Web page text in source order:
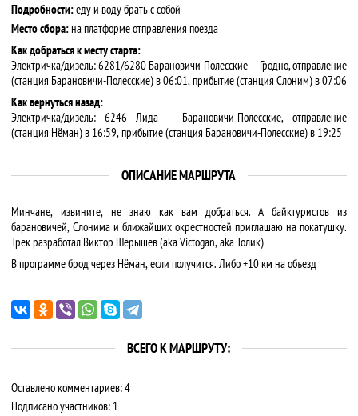
Подробности:еду и воду брать с собой
Место сбора:на платформе отправления поезда
Как добраться к месту старта:
Электричка/дизель: 6281/6280 Барановичи-Полесские — Гродно, отправление
(станция Барановичи-Полесские) в 06:01, прибытие (станция Слоним) в 07:06
Как вернуться назад:
Электричка/дизель: 6246 Лида — Барановичи-Полесские, отправление
(станция Нёман) в 16:59, прибытие (станция Барановичи-Полесские) в 19:25
ОПИСАНИЕ МАРШРУТА
Минчане, извините, не знаю как вам добраться. А байктуристов из
барановичей, Слонима и ближайших окрестностей приглашаю на покатушку.
Трек разработал Виктор Шерышев (aka Victogan, aka Толик)
В программе брод через Нёман, если получится. Либо +10 км на объезд
ВСЕГО К МАРШРУТУ:
Оставлено комментариев: 4
Подписано участников: 1